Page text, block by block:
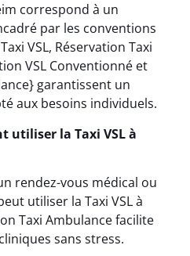
correspond à un
par les conventions
VSL, Réservation Taxi
VSL Conventionné et
garantissent un
aux besoins individuels.
utiliser la Taxi VSL à
rendez-vous médical ou
utiliser la Taxi VSL à
Taxi Ambulance facilite
sans stress.